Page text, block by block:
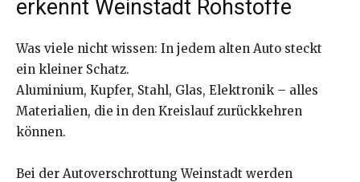
erkennt Weinstadt Rohstoffe
Was viele nicht wissen: In jedem alten Auto steckt
ein kleiner Schatz.
Aluminium, Kupfer, Stahl, Glas, Elektronik – alles
Materialien, die in den Kreislauf zurückkehren
können.
Bei der Autoverschrottung Weinstadt werden